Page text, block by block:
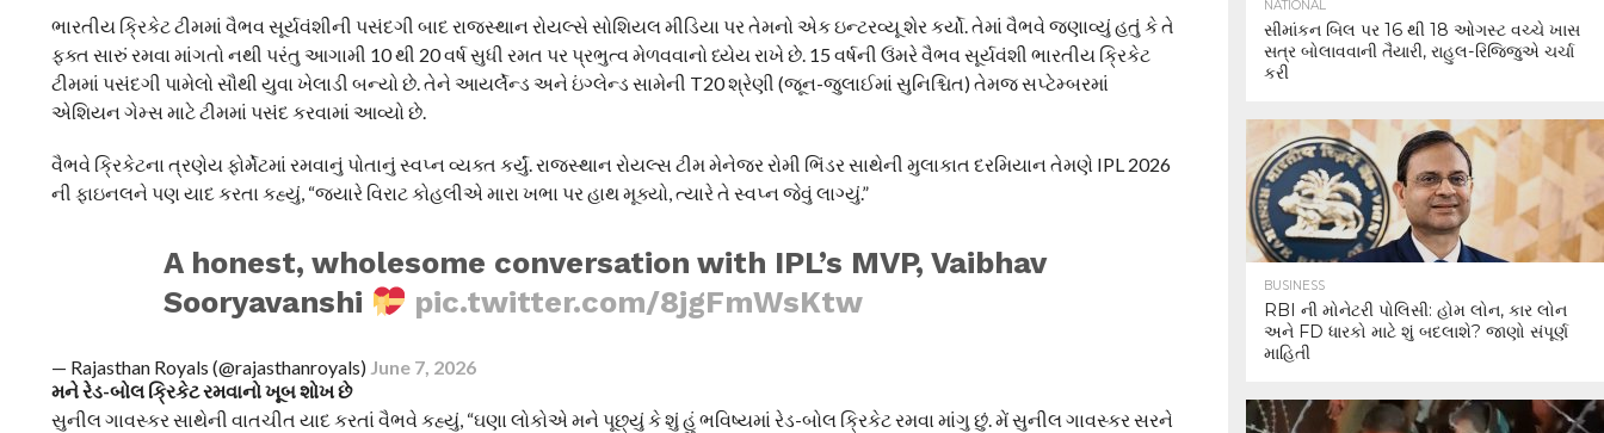
ભારતીય ક્રિકેટ ટીમમાં વૈભવ સૂર્યવંશીની પસંદગી બાદ રાજસ્થાન રોયલ્સે સોશિયલ મીડિયા પર તેમનો એક ઇન્ટરવ્યૂ શેર કર્યો. તેમાં વૈભવે જણાવ્યું હતું કે તે
ફક્ત સારું રમવા માંગતો નથી પરંતુ આગામી 10 થી 20 વર્ષ સુધી રમત પર પ્રભુત્વ મેળવવાનો ધ્યેય રાખે છે. 15 વર્ષની ઉંમરે વૈભવ સૂર્યવંશી ભારતીય ક્રિકેટ
ટીમમાં પસંદગી પામેલો સૌથી યુવા ખેલાડી બન્યો છે. તેને આયર્લેન્ડ અને ઇંગ્લેન્ડ સામેની T20 શ્રેણી (જૂન-જુલાઈમાં સુનિશ્ચિત) તેમજ સપ્ટેમ્બરમાં
એશિયન ગેમ્સ માટે ટીમમાં પસંદ કરવામાં આવ્યો છે.
વૈભવે ક્રિકેટના ત્રણેય ફોર્મેટમાં રમવાનું પોતાનું સ્વપ્ન વ્યક્ત કર્યું. રાજસ્થાન રોયલ્સ ટીમ મેનેજર રોમી ભિંડર સાથેની મુલાકાત દરમિયાન તેમણે IPL 2026
ની ફાઇનલને પણ યાદ કરતા કહ્યું, “જ્યારે વિરાટ કોહલીએ મારા ખભા પર હાથ મૂક્યો, ત્યારે તે સ્વપ્ન જેવું લાગ્યું.”
A honest, wholesome conversation with IPL’s MVP, Vaibhav
Sooryavanshi
pic.twitter.com/8jgFmWsKtw
— Rajasthan Royals (@rajasthanroyals) June 7, 2026
મને રેડ-બોલ ક્રિકેટ રમવાનો ખૂબ શોખ છે
સુનીલ ગાવસ્કર સાથેની વાતચીત યાદ કરતાં વૈભવે કહ્યું, “ઘણા લોકોએ મને પૂછ્યું કે શું હું ભવિષ્યમાં રેડ-બોલ ક્રિકેટ રમવા માંગુ છું. મેં સુનીલ ગાવસ્કર સરને
NATIONAL
સીમાંકન બિલ પર 16 થી 18 ઓગસ્ટ વચ્ચે ખાસ
સત્ર બોલાવવાની તૈયારી, રાહુલ-રિજિજુએ ચર્ચા
કરી
BUSINESS
RBI ની મોનેટરી પોલિસી: હોમ લોન, કાર લોન
અને FD ધારકો માટે શું બદલાશે? જાણો સંપૂર્ણ
માહિતી